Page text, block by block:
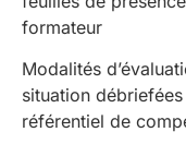
formateur
Modalités
situation
référentiel de